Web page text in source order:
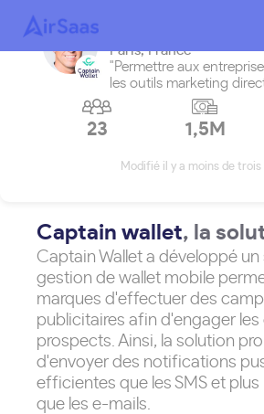
Paris,France
"Permettre aux
les outils marketing
23 1,5M
Modifié il y a moins de trois
Captain wallet, la
Captain Wallet a développé
gestion de wallet mobile
marques d'effectuer des
publicitaires afin d'engager les
prospects. Ainsi, la solution
d'envoyer des notifications
efficientes que les SMS et
que les e-mails.